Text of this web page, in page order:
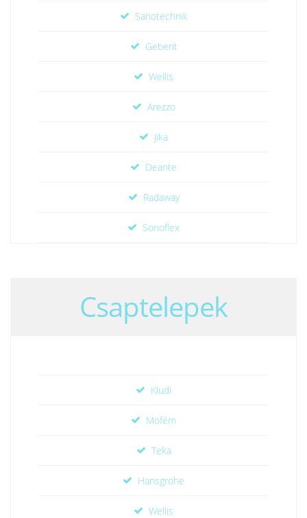
Sanotechnik
Geberit
Wellis
Arezzo
Jika
Deante
Radaway
Sonoflex
Csaptelepek
Kludi
Mofém
Teka
Hansgrohe
Wellis